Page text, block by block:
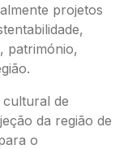
projetos
património,
de
da região de
o